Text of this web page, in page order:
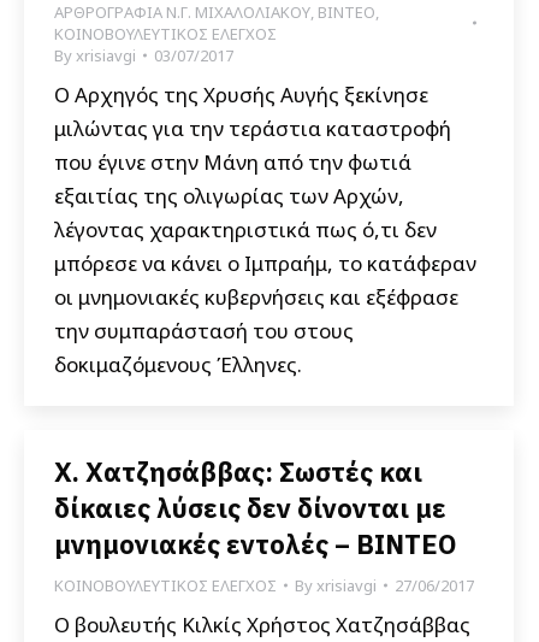
ΑΡΘΡΟΓΡΑΦΙΑ Ν.Γ. ΜΙΧΑΛΟΛΙΑΚΟΥ, ΒΙΝΤΕΟ,
ΚΟΙΝΟΒΟΥΛΕΥΤΙΚΟΣ ΕΛΕΓΧΟΣ
Byxrisiavgi 03/07/2017
Ο Αρχηγός της Χρυσής Αυγής ξεκίνησε
μιλώντας για την τεράστια καταστροφή
που έγινε στην Μάνη από την φωτιά
εξαιτίας της ολιγωρίας των Αρχών,
λέγοντας χαρακτηριστικά πως ό,τι δεν
μπόρεσε να κάνει ο Ιμπραήμ, το κατάφεραν
οι μνημονιακές κυβερνήσεις και εξέφρασε
την συμπαράστασή του στους
δοκιμαζόμενους Έλληνες.
Χ. Χατζησάββας: Σωστές και
δίκαιες λύσεις δεν δίνονται με
μνημονιακές εντολές – ΒΙΝΤΕΟ
ΚΟΙΝΟΒΟΥΛΕΥΤΙΚΟΣ ΕΛΕΓΧΟΣ Byxrisiavgi 27/06/2017
O βουλευτής Κιλκίς Χρήστος Χατζησάββας